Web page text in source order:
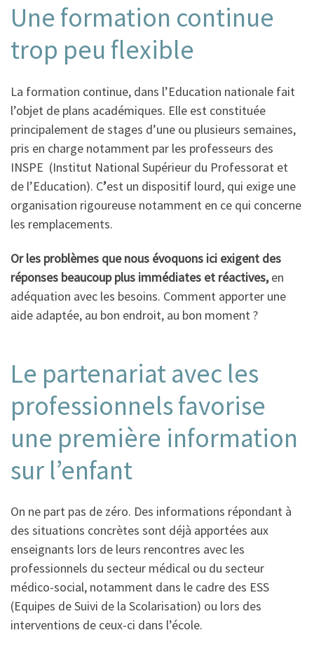
Une formation continue
trop peu flexible
La formation continue, dans l’Education nationale fait
l’objet de plans académiques. Elle est constituée
principalement de stages d’une ou plusieurs semaines,
pris en charge notamment par les professeurs des
INSPE (Institut National Supérieur du Professorat et
de l’Education). C’est un dispositif lourd, qui exige une
organisation rigoureuse notamment en ce qui concerne
les remplacements.
Or les problèmes que nous évoquons ici exigent des
réponses beaucoup plus immédiates et réactives,en
adéquation avec les besoins. Comment apporter une
aide adaptée, au bon endroit, au bon moment ?
Le partenariat avec les
professionnels favorise
une première information
sur l’enfant
On ne part pas de zéro. Des informations répondant à
des situations concrètes sont déjà apportées aux
enseignants lors de leurs rencontres avec les
professionnels du secteur médical ou du secteur
médico-social, notamment dans le cadre des ESS
(Equipes de Suivi de la Scolarisation) ou lors des
interventions de ceux-ci dans l’école.